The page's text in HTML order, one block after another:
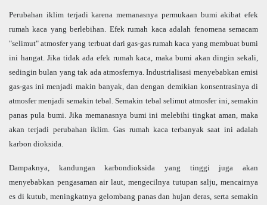
Perubahan iklim terjadi karena memanasnya permukaan bumi akibat efek
rumah kaca yang berlebihan. Efek rumah kaca adalah fenomena semacam
"selimut" atmosfer yang terbuat dari gas-gas rumah kaca yang membuat bumi
ini hangat. Jika tidak ada efek rumah kaca, maka bumi akan dingin sekali,
sedingin bulan yang tak ada atmosfernya. Industrialisasi menyebabkan emisi
gas-gas ini menjadi makin banyak, dan dengan demikian konsentrasinya di
atmosfer menjadi semakin tebal. Semakin tebal selimut atmosfer ini, semakin
panas pula bumi. Jika memanasnya bumi ini melebihi tingkat aman, maka
akan terjadi perubahan iklim. Gas rumah kaca terbanyak saat ini adalah
karbon dioksida.
Dampaknya, kandungan karbondioksida yang tinggi juga akan
menyebabkan pengasaman air laut, mengecilnya tutupan salju, mencairnya
es di kutub, meningkatnya gelombang panas dan hujan deras, serta semakin